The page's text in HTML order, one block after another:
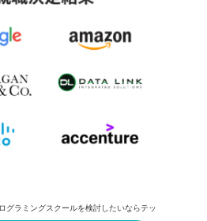
グラミングスクールを検討したいならテッ